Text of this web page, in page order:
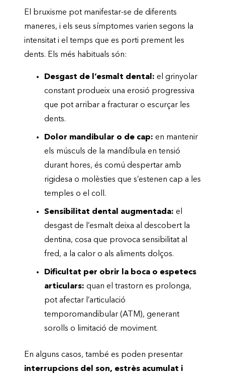
El bruxisme pot manifestar-se de diferents
maneres, i els seus símptomes varien segons la
intensitat i el temps que es porti prement les
dents. Els més habituals són:
Desgast de l’esmalt dental: el grinyolar
constant produeix una erosió progressiva
que pot arribar a fracturar o escurçar les
dents.
Dolor mandibular o de cap: en mantenir
els músculs de la mandíbula en tensió
durant hores, és comú despertar amb
rigidesa o molèsties que s’estenen cap a les
temples o el coll.
Sensibilitat dental augmentada: el
desgast de l’esmalt deixa al descobert la
dentina, cosa que provoca sensibilitat al
fred, a la calor o als aliments dolços.
Dificultat per obrir la boca o espetecs
articulars: quan el trastorn es prolonga,
pot afectar l’articulació
temporomandibular (ATM), generant
sorolls o limitació de moviment.
En alguns casos, també es poden presentar
interrupcions del son, estrès acumulat i